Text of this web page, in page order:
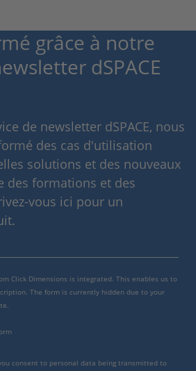
grâce à notre
dSPACE
de newsletter dSPACE, nous
des cas d'utilisation
solutions et des nouveaux
des formations et des
vous ici pour un
Click Dimensions is integrated. This enables us to
The form is currently hidden due to your
consent to personal data being transmitted to